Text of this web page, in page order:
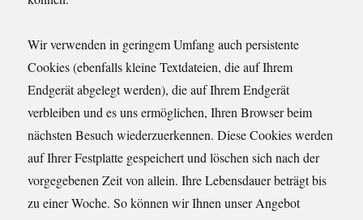
Wir verwenden in geringem Umfang auch persistente
Cookies (ebenfalls kleine Textdateien, die auf Ihrem
Endgerät abgelegt werden), die auf Ihrem Endgerät
verbleiben und es uns ermöglichen, Ihren Browser beim
nächsten Besuch wiederzuerkennen. Diese Cookies werden
auf Ihrer Festplatte gespeichert und löschen sich nach der
vorgegebenen Zeit von allein. Ihre Lebensdauer beträgt bis
zu einer Woche. So können wir Ihnen unser Angebot